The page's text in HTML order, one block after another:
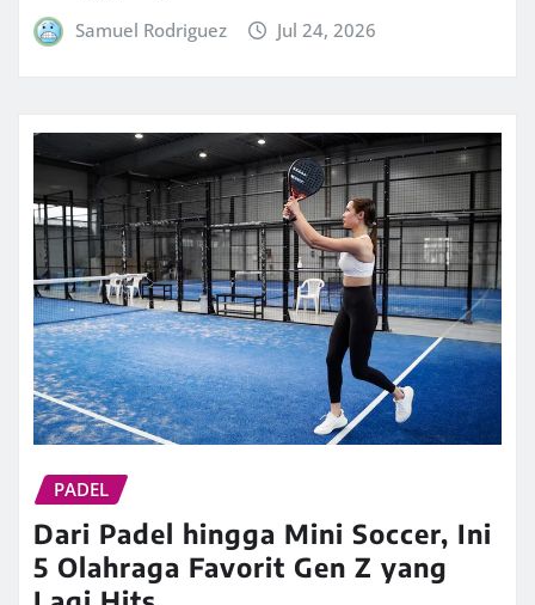
Samuel Rodriguez Jul 24, 2026
PADEL
Dari Padel hingga Mini Soccer, Ini
5 Olahraga Favorit Gen Z yang